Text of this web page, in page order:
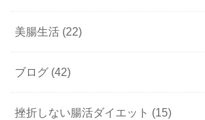
美腸生活 (22)
ブログ (42)
挫折しない腸活ダイエット (15)